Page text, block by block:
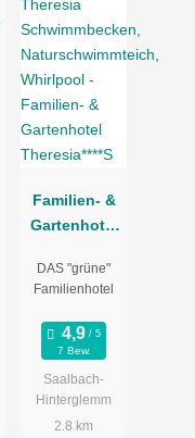
Familien- &
Gartenhotel
DAS "grüne"
Familienhotel
7 Bew.
Saalbach-
Hinterglemm
2.8 km